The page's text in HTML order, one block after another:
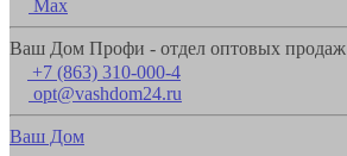
Max
Ваш Дом Профи - отдел оптовых продаж
+7 (863) 310-000-4
opt@vashdom24.ru
Ваш Дом